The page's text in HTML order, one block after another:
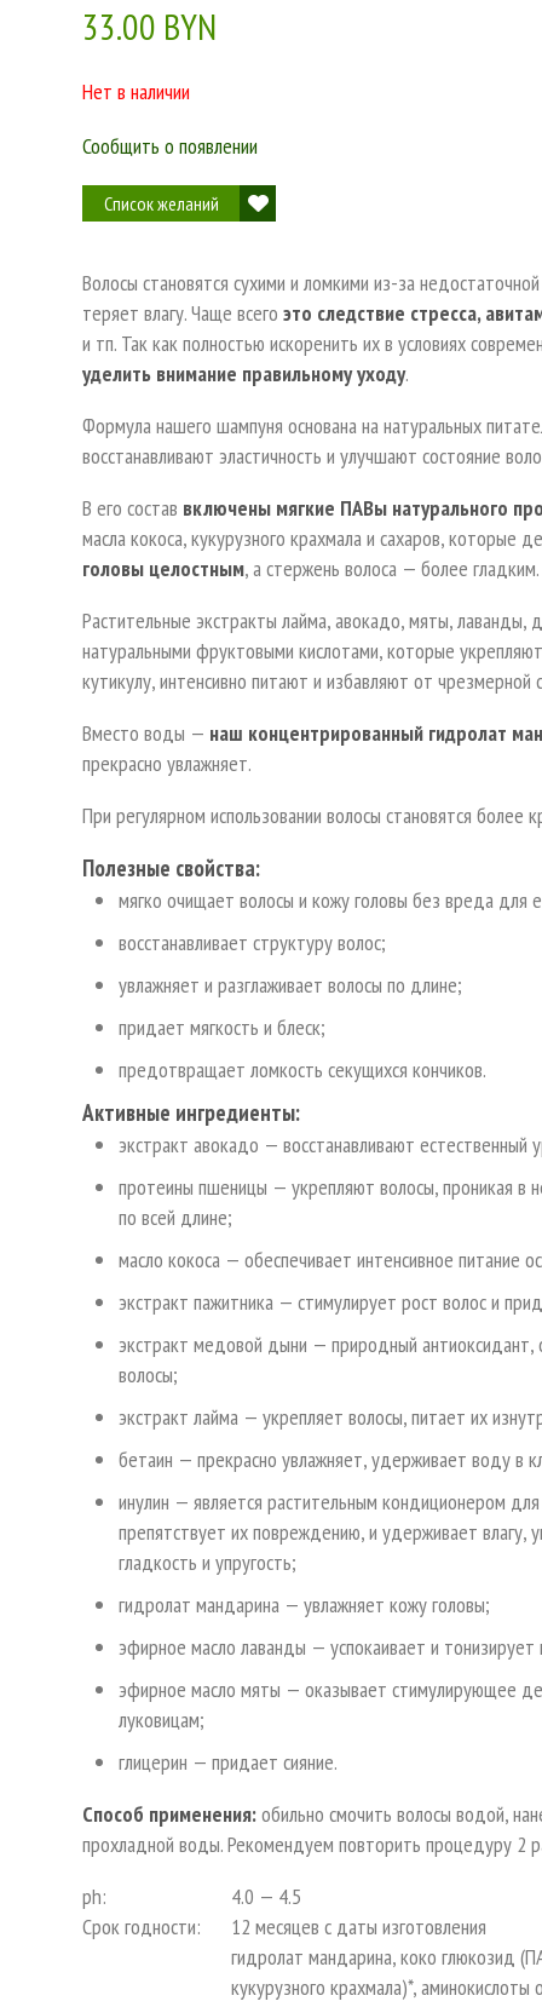
33.00 BYN
Нет в наличии
Сообщить о появлении
Список желаний
Волосы становятся сухими и ломкими из-за
теряет влагу. Чаще всего это следствие стресса,
и тп. Так как полностью искоренить их в условиях
уделить внимание правильному уходу.
Формула нашего шампуня основана на натуральных
восстанавливают эластичность и улучшают состояние
В его состав включены мягкие ПАВы натурального
масла кокоса, кукурузного крахмала и сахаров, которые
головы целостным, а стержень волоса — более гладким.
Растительные экстракты лайма, авокадо, мяты,
натуральными фруктовыми кислотами, которые
кутикулу, интенсивно питают и избавляют от чрезмерной
Вместо воды — наш концентрированный гидролат
прекрасно увлажняет.
При регулярном использовании волосы становятся
Полезные свойства:
мягко очищает волосы и кожу головы без вреда для
восстанавливает структуру волос;
увлажняет и разглаживает волосы по длине;
придает мягкость и блеск;
предотвращает ломкость секущихся кончиков.
Активные ингредиенты:
экстракт авокадо — восстанавливают
протеины пшеницы — укрепляют волосы, проникая в
по всей длине;
масло кокоса — обеспечивает интенсивное питание
экстракт пажитника — стимулирует рост волос и
экстракт медовой дыни — природный антиоксидант,
волосы;
экстракт лайма — укрепляет волосы, питает их
бетаин — прекрасно увлажняет, удерживает воду в
инулин — является растительным кондиционером
препятствует их повреждению, и удерживает влагу,
гладкость и упругость;
гидролат мандарина — увлажняет кожу головы;
эфирное масло лаванды — успокаивает и тонизирует
эфирное масло мяты — оказывает стимулирующее
луковицам;
глицерин — придает сияние.
Способ применения:обильно смочить волосы водой,
прохладной воды. Рекомендуем повторить процедуру 2
ph:
4.0 — 4.5
Срок годности:
12 месяцев с даты изготовления
гидролат мандарина, коко глюкозид
кукурузного крахмала)*,